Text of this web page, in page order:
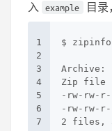
入
example 目录
1
2
3
4
5
6
7
$
Archive:
Zip file
-rw-rw-
-rw-rw-
2 files,